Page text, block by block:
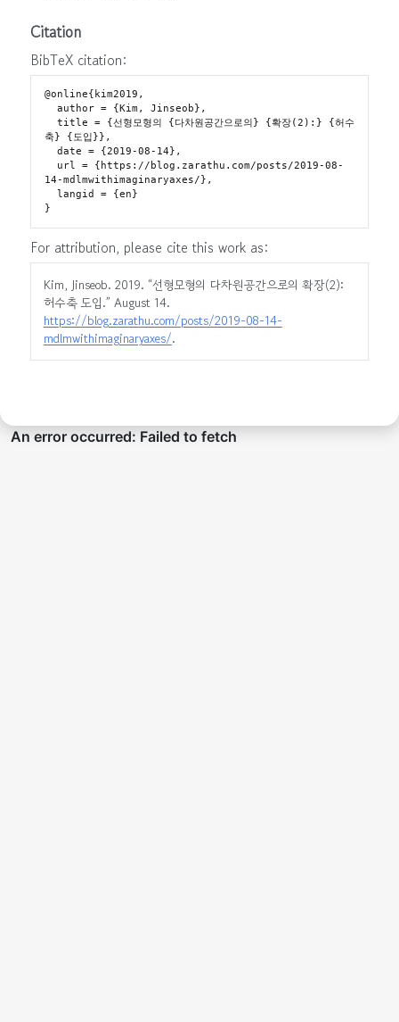
Citation
BibTeX citation:
@online{kim2019,
축} {도입}},
14-mdlmwithimaginaryaxes/},
For attribution, please cite this work as:
Kim, Jinseob. 2019. “선형모형의 다차원공간으로의 확장(2):
허수축 도입.” August 14.
https://blog.zarathu.com/posts/2019-08-14-
mdlmwithimaginaryaxes/.